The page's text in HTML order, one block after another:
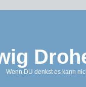
Wenn DU denkst es kann